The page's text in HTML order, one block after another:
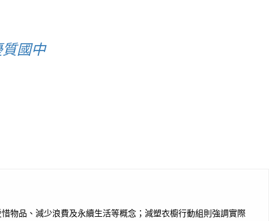
國中
物品、減少浪費及永續生活等概念；減塑衣櫥行動組則強調實際